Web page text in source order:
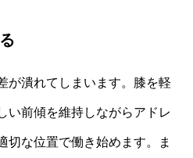
が潰れてしまいます。膝を軽
い前傾を維持しながらアドレ
切な位置で働き始めます。ま